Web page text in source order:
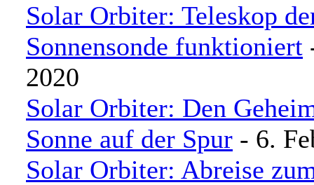
Solar Orbiter: Teleskop
Sonnensonde funktioniert
2020
Solar Orbiter: Den
Sonne auf der Spur - 6.
Solar Orbiter: Abreise